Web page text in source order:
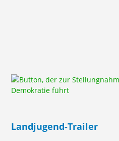
Landjugend-Trailer